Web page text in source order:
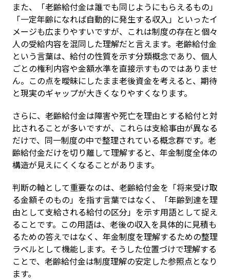
また、「老齢給付金は誰でも同じようにもらえるもの」
「一定年齢になれば自動的に発生する収入」といったイ
メージも広まりやすいですが、これは制度の存在と個々
人の受給内容を混同した理解だと言えます。老齢給付金
という言葉は、給付の性質を示す分類概念であり、個人
ごとの権利内容や金額水準を直接示すものではありませ
ん。この点を曖昧にしたまま老後資金を考えると、期待
と現実のギャップが大きくなりやすくなります。
さらに、老齢給付金は障害や死亡を理由とする給付と対
比されることが多いですが、これらは支給事由が異なる
だけで、同一制度の中で整理されている概念群です。老
齢給付金だけを切り離して理解すると、年金制度全体の
構造が見えにくくなることがあります。
判断の軸として重要なのは、老齢給付金を「将来受け取
る金額そのもの」を指す言葉ではなく、「年齢到達を理
由として支給される給付の区分」を示す用語として捉え
ることです。この用語は、老後の収入を具体的に見積も
るための答えではなく、年金制度を理解するための整理
ラベルとして機能します。そうした位置づけで理解する
ことで、老齢給付金は制度理解の安定した参照点となり
ます。